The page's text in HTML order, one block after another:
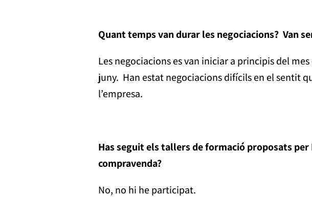
Quant temps van durar les negociacions? Van
Les negociacions es van iniciar a principis del
juny. Han estat negociacions difícils en el sentit
l’empresa.
Has seguit els tallers de formació proposats
compravenda?
No, no hi he participat.